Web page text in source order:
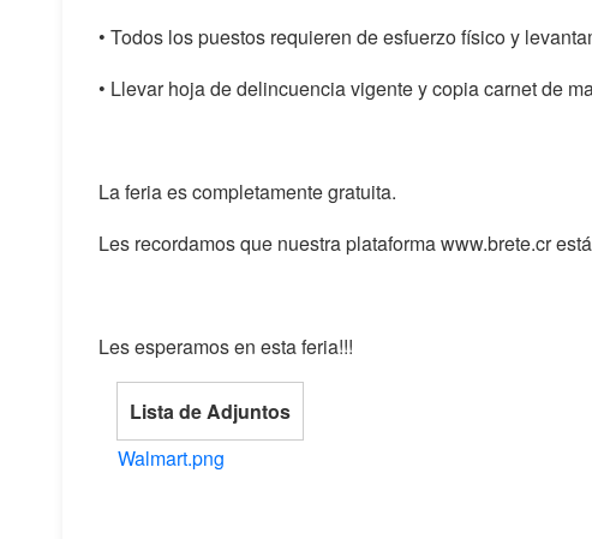
• Todos los puestos requieren de esfuerzo físico y
• Llevar hoja de delincuencia vigente y copia carnet de
La feria es completamente gratuita.
Les recordamos que nuestra plataforma www.brete.cr
Les esperamos en esta feria!!!
Lista de Adjuntos
Walmart.png